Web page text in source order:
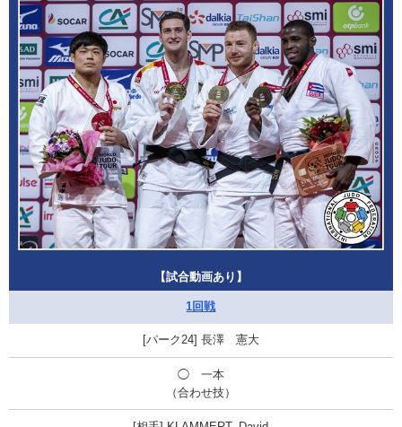
【試合動画あり】
1回戦
長澤 憲大
◯ 一本
（合わせ技）